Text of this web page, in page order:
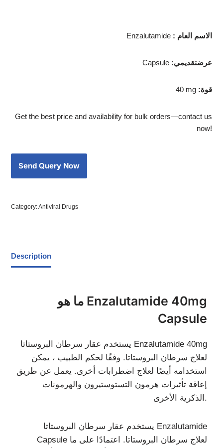
Enzalutamide : الاسم العام
Capsule :عرضتقديمي
40 mg :قوة
Get the best price and availability for bulk orders—contact us
now!
Category:Antiviral Drugs
Description
ما هو Enzalutamide 40mg
Capsule
يستخدم عقار سرطان البروستاتا Enzalutamide 40mg
لعلاج سرطان البروستاتا. وفقًا لحكم الطبيب ، يمكن
استخدامه أيضًا لعلاج اضطرابات أخرى. يعمل عن طريق
إعاقة تأثيرات هرمون التستوستيرون والهرمونات
الذكرية الأخرى.
يستخدم عقار سرطان البروستاتا Enzalutamide
Capsule لعلاج سرطان البروستاتا. اعتمادًا على ما